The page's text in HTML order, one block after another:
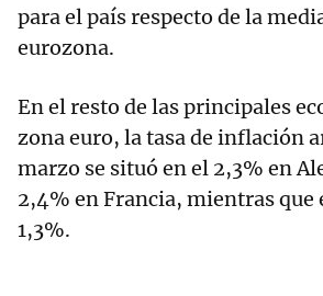
para el país respecto de la
eurozona.
En el resto de las principales
zona euro, la tasa de inflación
marzo se situó en el 2,3% en
2,4% en Francia, mientras que
1,3%.